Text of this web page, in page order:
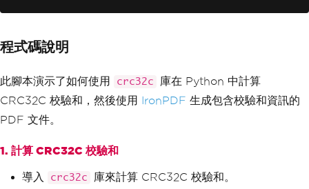
renderer = ChromePdfRenderer()
# Create a PDF from an HTML string usi
ng Python
rc32c</h1>"
are is the best</p>"
content
# Generate the PDF document
pdf
renderer RenderHtmlAsPdf
t )
程式碼說明
此腳本演示了如何使用 crc32c
庫在 Python 中計算
CRC32C 校驗和，然後使用 IronPDF 生成包含校驗和資訊的
PDF 文件。
1. 計算 CRC32C 校驗和
導入 crc32c
庫來計算 CRC32C 校驗和。